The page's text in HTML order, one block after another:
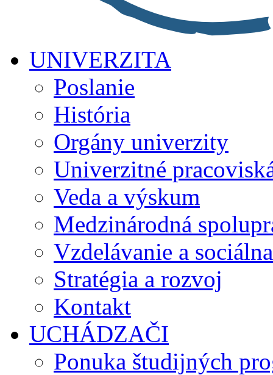
UNIVERZITA
Poslanie
História
Orgány univerzity
Univerzitné
Veda a výskum
Medzinárodná
Vzdelávanie a
Stratégia a rozvoj
Kontakt
UCHÁDZAČI
Ponuka študijných